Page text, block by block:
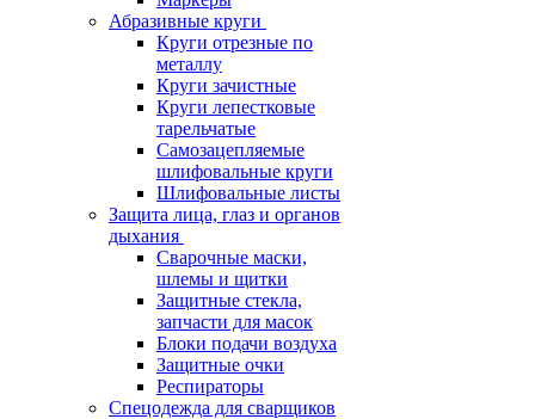
Абразивные круги
Круги отрезные по
металлу
Круги зачистные
Круги лепестковые
тарельчатые
Самозацепляемые
шлифовальные круги
Шлифовальные листы
Защита лица, глаз и органов
дыхания
Сварочные маски,
шлемы и щитки
Защитные стекла,
запчасти для масок
Блоки подачи воздуха
Защитные очки
Респираторы
Спецодежда для сварщиков